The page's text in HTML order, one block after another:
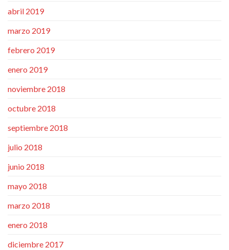
abril 2019
marzo 2019
febrero 2019
enero 2019
noviembre 2018
octubre 2018
septiembre 2018
julio 2018
junio 2018
mayo 2018
marzo 2018
enero 2018
diciembre 2017